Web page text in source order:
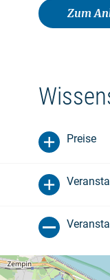
Zum
Preise